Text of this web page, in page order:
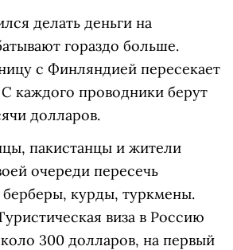
делать деньги на
гораздо больше.
с Финляндией пересекает
каждого проводники берут
долларов.
пакистанцы и жители
очереди пересечь
берберы, курды, туркмены.
виза в Россию
300 долларов, на первый